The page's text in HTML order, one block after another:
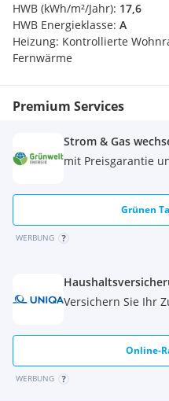
HWB (kWh/m²/Jahr): 17,6
HWB Energieklasse: A
Heizung: Kontrollierte
Fernwärme
Premium Services
Strom & Gas
mit Preisgarantie
Grünen
WERBUNG
Versichern Sie Ihr
Online-
WERBUNG